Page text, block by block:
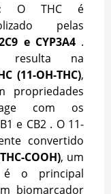
O THC é
pelas
e CYP3A4.
resulta na
(11-OH-THC),
propriedades
com os
e CB2 . O 11-
convertido
COOH), um
é o principal
biomarcador